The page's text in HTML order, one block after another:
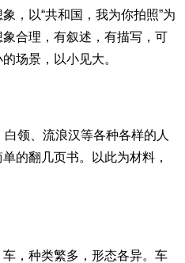
，以“共和国，我为你拍照”为
合理，有叙述，有描写，可
场景，以小见大。
领、流浪汉等各种各样的人
的翻几页书。以此为材料，
，种类繁多，形态各异。车